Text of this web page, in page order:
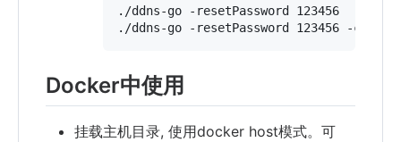
./ddns-go -resetPassword 123456
./ddns-go -resetPassword 123456 -c /
Docker中使用
挂载主机目录, 使用docker host模式。可